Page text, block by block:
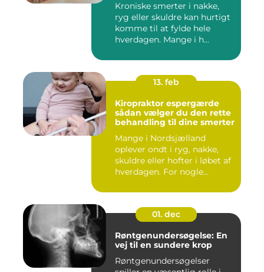
Kroniske smerter i nakke,
ryg eller skuldre kan hurtigt
komme til at fylde hele
hverdagen. Mange i h...
13. feb
Kiropraktor espergærde
sådan vælger du den rette
behandling til dine smerter
Mange i Nordsjælland
oplever ondt i ryg, nakke,
skuldre eller hofter i løbet af
hverdagen. For nogle...
01. dec
Røntgenundersøgelse: En
vej til en sundere krop
Røntgenundersøgelser